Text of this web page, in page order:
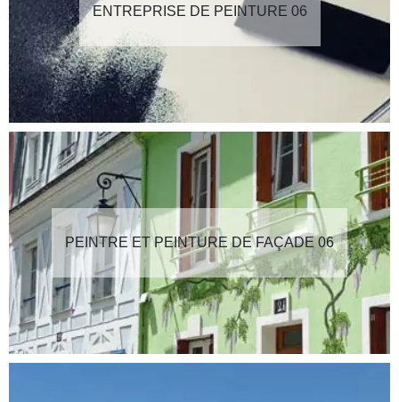
ENTREPRISE DE PEINTURE 06
PEINTRE ET PEINTURE DE FAÇADE 06